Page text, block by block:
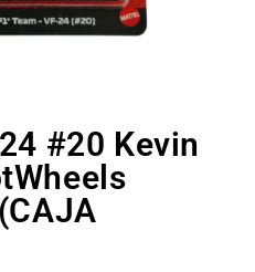
#20 Kevin